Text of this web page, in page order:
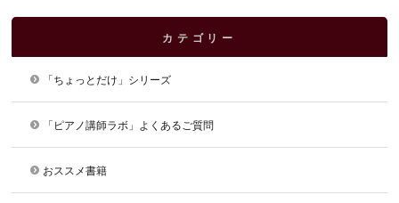
カテゴリー
「ちょっとだけ」シリーズ
「ピアノ講師ラボ」よくあるご質問
おススメ書籍